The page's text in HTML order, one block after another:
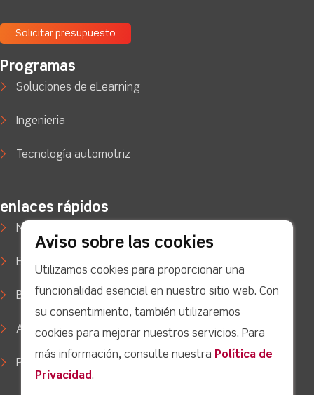
Solicitar presupuesto
Programas
Soluciones de eLearning
Ingenieria
Tecnología automotriz
enlaces rápidos
Noticias
Estudios de caso
Blog
Apoyo
Política de privacidad
Aviso sobre las cookies
Utilizamos cookies para proporcionar una
funcionalidad esencial en nuestro sitio web. Con
su consentimiento, también utilizaremos
cookies para mejorar nuestros servicios. Para
más información, consulte nuestra Política de
Privacidad.